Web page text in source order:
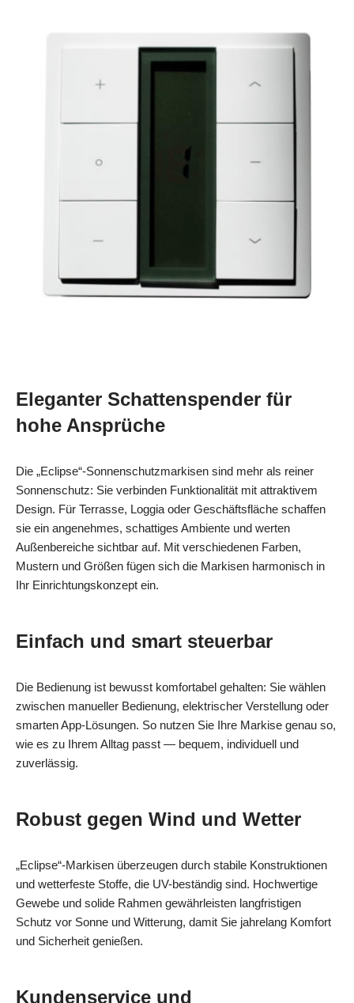
Eleganter Schattenspender für
hohe Ansprüche
Die „Eclipse“-Sonnenschutzmarkisen sind mehr als reiner
Sonnenschutz: Sie verbinden Funktionalität mit attraktivem
Design. Für Terrasse, Loggia oder Geschäftsfläche schaffen
sie ein angenehmes, schattiges Ambiente und werten
Außenbereiche sichtbar auf. Mit verschiedenen Farben,
Mustern und Größen fügen sich die Markisen harmonisch in
Ihr Einrichtungskonzept ein.
Einfach und smart steuerbar
Die Bedienung ist bewusst komfortabel gehalten: Sie wählen
zwischen manueller Bedienung, elektrischer Verstellung oder
smarten App-Lösungen. So nutzen Sie Ihre Markise genau so,
wie es zu Ihrem Alltag passt — bequem, individuell und
zuverlässig.
Robust gegen Wind und Wetter
„Eclipse“-Markisen überzeugen durch stabile Konstruktionen
und wetterfeste Stoffe, die UV-beständig sind. Hochwertige
Gewebe und solide Rahmen gewährleisten langfristigen
Schutz vor Sonne und Witterung, damit Sie jahrelang Komfort
und Sicherheit genießen.
Kundenservice und